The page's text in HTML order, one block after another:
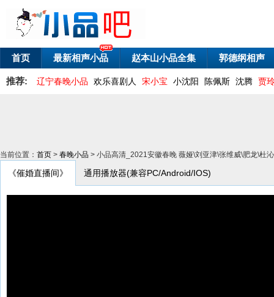
首页 最新相声小品 赵本山小品全集 郭德纲相声
推荐: 辽宁春晚小品 欢乐喜剧人 宋小宝 小沈阳 陈佩斯 沈腾 贾
当前位置： 首页 > 春晚小品 > 小品高清_2021安徽春晚 薇娅\刘亚津\张维威\肥龙\杜
《催婚直播间》 通用播放器(兼容PC/Android/IOS)